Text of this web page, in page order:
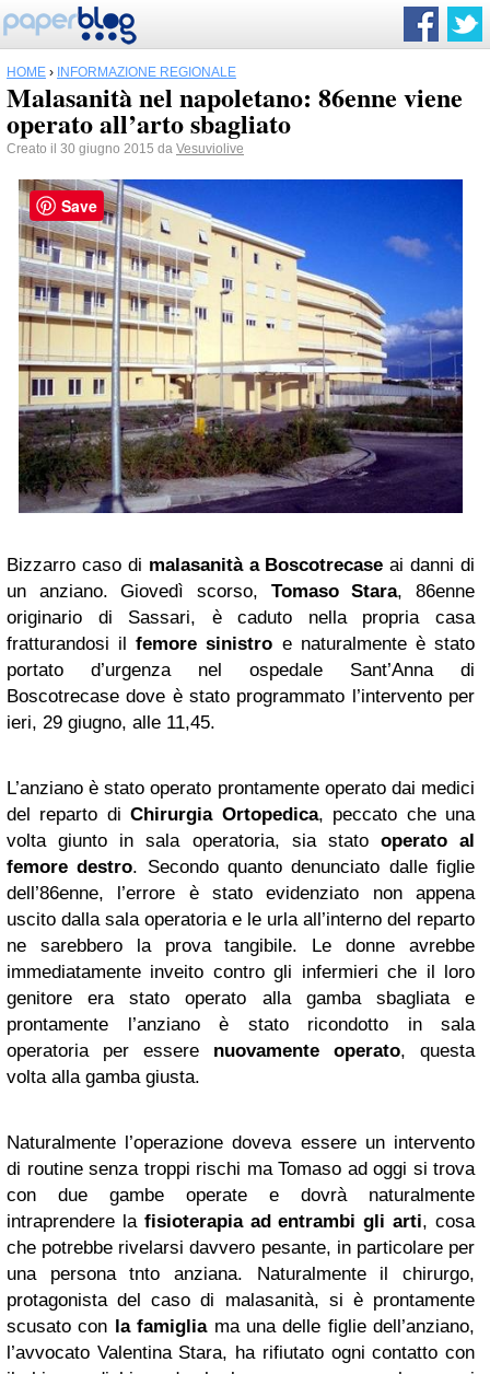
HOME › INFORMAZIONE REGIONALE
Malasanità nel napoletano: 86enne viene
operato all’arto sbagliato
Creato il 30 giugno 2015 da Vesuviolive
Bizzarro caso di malasanità a Boscotrecaseai danni di
un anziano. Giovedì scorso, Tomaso Stara, 86enne
originario di Sassari, è caduto nella propria casa
fratturandosi ilfemore sinistro e naturalmente è stato
portato d’urgenza nel ospedale Sant’Anna di
Boscotrecase dove è stato programmato l’intervento per
ieri, 29 giugno, alle 11,45.
L’anziano è stato operato prontamente operato dai medici
del reparto diChirurgia Ortopedica, peccato che una
volta giunto in sala operatoria, sia stato operato al
femore destro. Secondo quanto denunciato dalle figlie
dell’86enne, l’errore è stato evidenziato non appena
uscito dalla sala operatoria e le urla all’interno del reparto
ne sarebbero la prova tangibile. Le donne avrebbe
immediatamente inveito contro gli infermieri che il loro
genitore era stato operato alla gamba sbagliata e
prontamente l’anziano è stato ricondotto in sala
operatoria per essere nuovamente operato, questa
volta alla gamba giusta.
Naturalmente l’operazione doveva essere un intervento
di routine senza troppi rischi ma Tomaso ad oggi si trova
con due gambe operate e dovrà naturalmente
intraprendere la fisioterapia ad entrambi gli arti, cosa
che potrebbe rivelarsi davvero pesante, in particolare per
una persona tnto anziana. Naturalmente il chirurgo,
protagonista del caso di malasanità, si è prontamente
scusato con la famigliama una delle figlie dell’anziano,
l’avvocato Valentina Stara, ha rifiutato ogni contatto con
Save